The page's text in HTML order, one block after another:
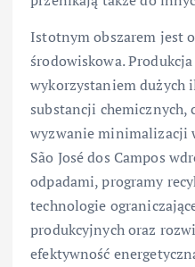
Istotnym obszarem jest
środowiskowa.
wykorzystaniem dużych
substancji chemicznych,
wyzwanie minimalizacji
São José dos Campos
odpadami, programy
technologie
produkcyjnych oraz
efektywność